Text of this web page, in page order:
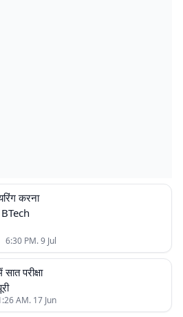
करना
6:30 PM. 9 Jul
परीक्षा
AM. 17 Jun